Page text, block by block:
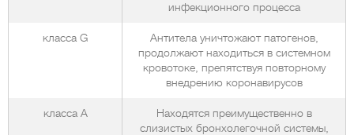
инфекционного процесса
класса G
Антитела уничтожают патогенов,
продолжают находиться в системном
кровотоке, препятствуя повторному
внедрению коронавирусов
класса А
Находятся преимущественно в
слизистых бронхолегочной системы,